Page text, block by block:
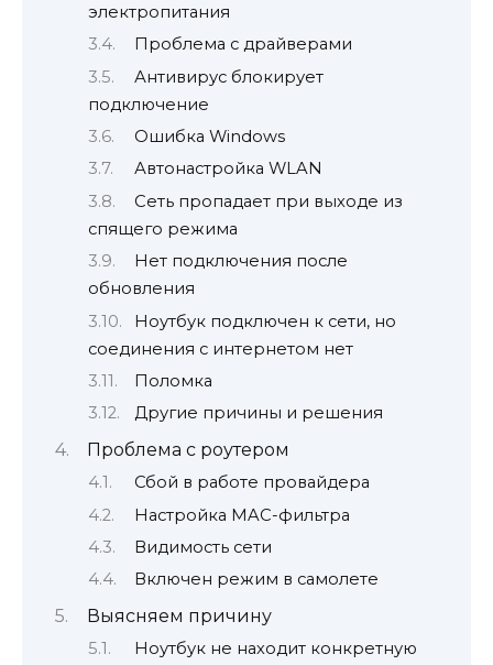
электропитания
Проблема с драйверами
Антивирус блокирует
подключение
Ошибка Windows
Автонастройка WLAN
Сеть пропадает при выходе из
спящего режима
Нет подключения после
обновления
Ноутбук подключен к сети, но
соединения с интернетом нет
Поломка
Другие причины и решения
Проблема с роутером
Сбой в работе провайдера
Настройка MAC-фильтра
Видимость сети
Включен режим в самолете
Выясняем причину
Ноутбук не находит конкретную